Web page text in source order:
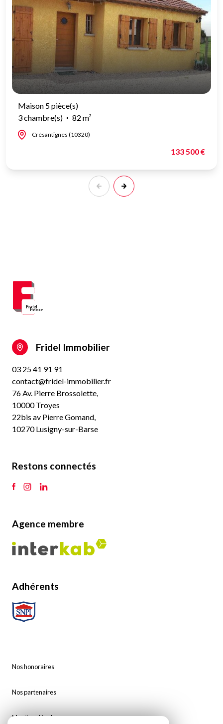
Maison 5 pièce(s)
3 chambre(s)
82 m²
Crésantignes (10320)
133 500 €
Fridel Immobilier
03 25 41 91 91
contact@fridel-immobilier.fr
76 Av. Pierre Brossolette,
10000 Troyes
22bis av Pierre Gomand,
10270 Lusigny-sur-Barse
Restons connectés
Agence membre
Adhérents
Nos honoraires
Nos partenaires
Mentions légales